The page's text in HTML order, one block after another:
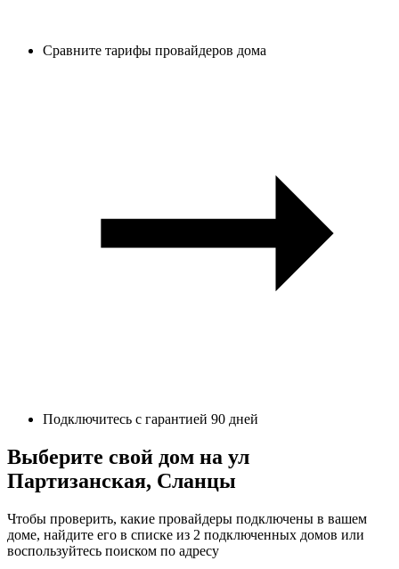
Сравните тарифы провайдеров дома
Подключитесь с гарантией 90 дней
Выберите свой дом на ул
Партизанская, Сланцы
Чтобы проверить, какие провайдеры подключены в вашем
доме, найдите его в списке из 2 подключенных домов или
воспользуйтесь поиском по адресу